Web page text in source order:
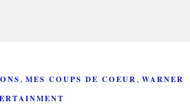
, MES COUPS DE COEUR, WARNER